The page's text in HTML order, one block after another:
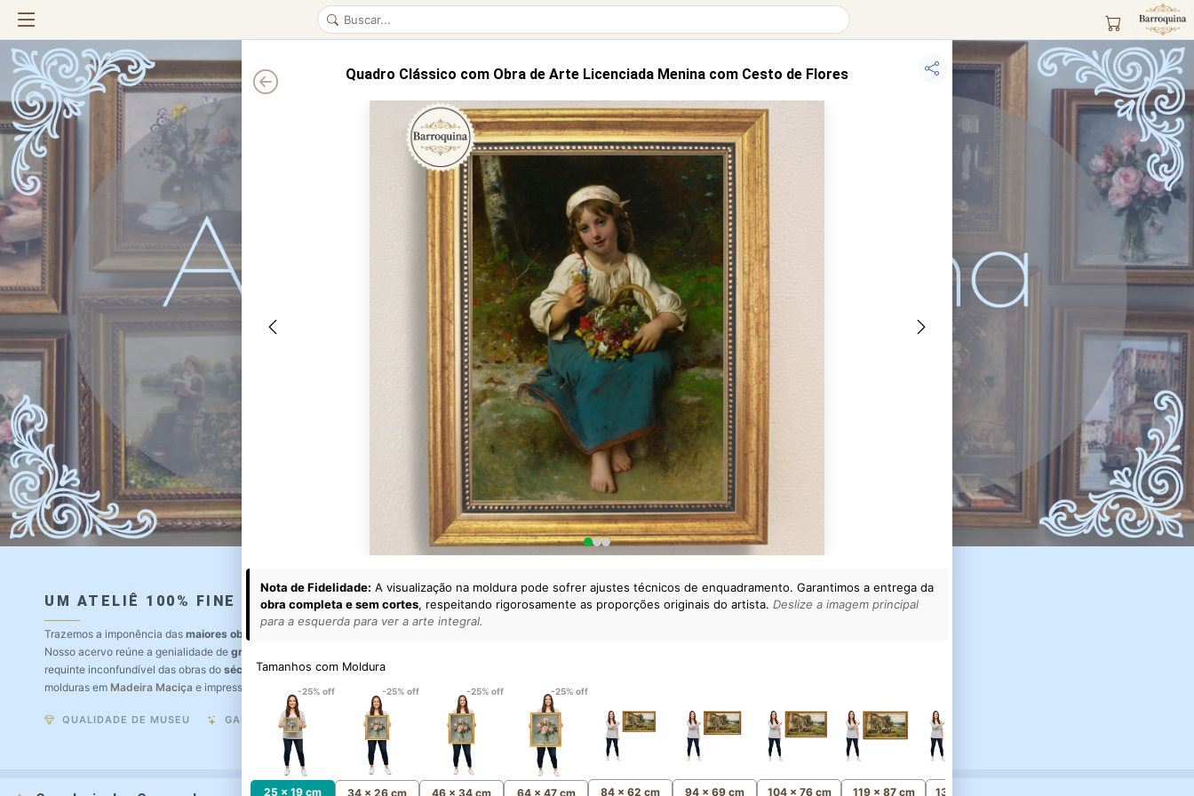
UM ATELIÊ 100% FINE ART
Trazemos a imponência das maiores obras de arte do mundo
Nosso acervo reúne a genialidade de grandes pintores renomados
requinte inconfundível das obras do século XIX. Produção artesanal em
molduras em Madeira Maciça e impressão com Pigmentação Mineral.
QUALIDADE DE MUSEU GARANTIA ETERNA
Quadro Clássico com Obra de Arte Licenciada Menina com Cesto de Flores
Nota de Fidelidade: A visualização na moldura pode sofrer ajustes técnicos de enquadramento. Garantimos a entrega da
obra completa e sem cortes, respeitando rigorosamente as proporções originais do artista. Deslize a imagem principal
para a esquerda para ver a arte integral.
Tamanhos com Moldura
-25% off
25 x 19 cm
-25% off
34 x 26 cm
-25% off
46 x 34 cm
-25% off
64 x 47 cm 84 x 62 cm 94 x 69 cm 104 x 76 cm 119 x 87 cm 134 x 98 cm